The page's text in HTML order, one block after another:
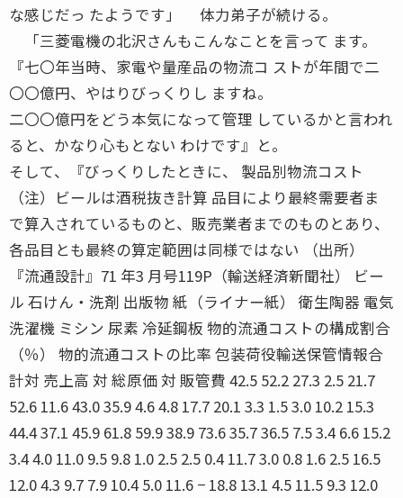
な感じだっ たようです」 体力弟子が続ける。
「三菱電機の北沢さんもこんなことを言って ます。
『七〇年当時、家電や量産品の物流コ ストが年間で二
〇〇億円、やはりびっくりし ますね。
二〇〇億円をどう本気になって管理 しているかと言われ
ると、かなり心もとない わけです』と。
そして、『びっくりしたときに、 製品別物流コスト
（注）ビールは酒税抜き計算 品目により最終需要者ま
で算入されているものと、販売業者までのものとあり、
各品目とも最終の算定範囲は同様ではない （出所）
『流通設計』71 年3 月号119P（輸送経済新聞社） ビー
ル 石けん・洗剤 出版物 紙（ライナー紙） 衛生陶器 電気
洗濯機 ミシン 尿素 冷延鋼板 物的流通コストの構成割合
（％） 物的流通コストの比率 包装荷役輸送保管情報合
計対 売上高 対 総原価 対 販管費 42.5 52.2 27.3 2.5 21.7
52.6 11.6 43.0 35.9 4.6 4.8 17.7 20.1 3.3 1.5 3.0 10.2 15.3
44.4 37.1 45.9 61.8 59.9 38.9 73.6 35.7 36.5 7.5 3.4 6.6 15.2
3.4 4.0 11.0 9.5 9.8 1.0 2.5 2.5 0.4 11.7 3.0 0.8 1.6 2.5 16.5
12.0 4.3 9.7 7.9 10.4 5.0 11.6 − 18.8 13.1 4.5 11.5 9.3 12.0